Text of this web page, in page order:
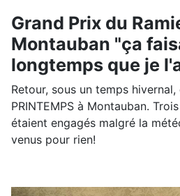
Grand Prix du
Montauban "ça
longtemps que je
Retour, sous un temps hivernal,
PRINTEMPS à Montauban.
étaient engagés malgré la
venus pour rien!